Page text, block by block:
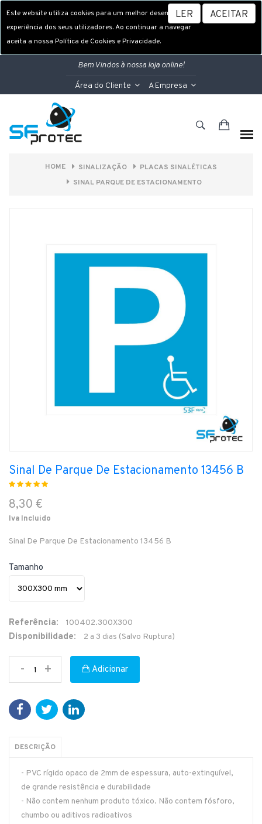
Este website utiliza cookies para um melhor desempenho e
experiência dos seus utilizadores. Ao continuar a navegar
aceita a nossa Política de Cookies e Privacidade.
LER ACEITAR
Bem Vindos à nossa loja online!
Área do Cliente A Empresa
HOME SINALIZAÇÃO
PLACAS SINALÉTICAS
SINAL PARQUE DE ESTACIONAMENTO
Sinal De Parque De Estacionamento 13456 B
8,30 €
Iva Incluido
Sinal De Parque De Estacionamento 13456 B
Tamanho
Referência: 100402.300X300
Disponibilidade: 2 a 3 dias (Salvo Ruptura)
- + Adicionar
DESCRIÇÃO
- PVC rígido opaco de 2mm de espessura, auto-extinguível,
de grande resistência e durabilidade
- Não contem nenhum produto tóxico. Não contem fósforo,
chumbo ou aditivos radioativos